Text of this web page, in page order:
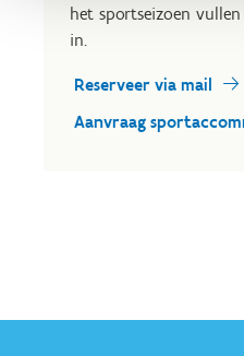
het sportseizoen
in.
Reserveer via mail
Aanvraag